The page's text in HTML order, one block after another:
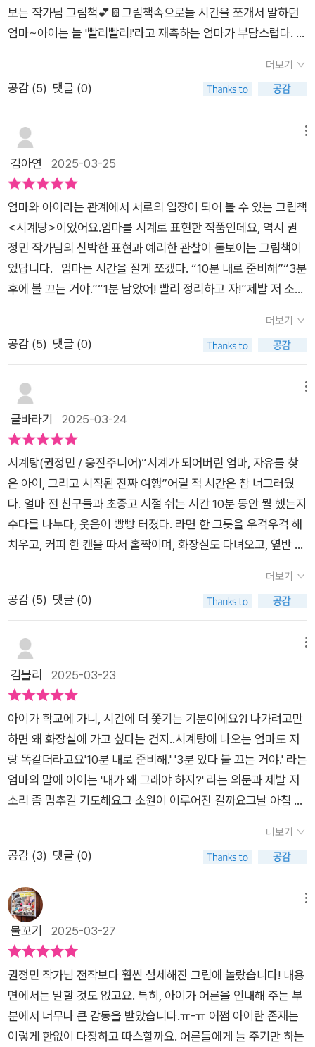
마가 시계가 되어버렸기 때문. 아이가 느긋하게 준비하고 천천
히 밥을 먹어도 엄마는 잔소리하지 않는다. 아이는 지각을 했
다. 집으로 돌아왔을 때도 엄마가 시계인 채로 있자 사태의 심각
성을 파악하고 엄마를 구하기 위해 고군분투한다. 과연 엄마는 시
이지만, 『시계탕』은 아이가 먼저 읽게 되었다. 나보다 먼저 집
에 온 아이가 택배를 정리해주다 그림책임을 발견하였기 때문. 아
이 혼자 만난 『시계탕』이 어떤 감상을 주었는지 정확히 알 수 없
지만, 퇴근 후 집에 들어선 나를 꽉 안아주는 아이의 눈이 그렁그
렁했던 거로 보아 아이에게도 꽤 찡한 내용이었나보다. 나도 한밤
중 『시계탕』을 읽다가 엉엉 울어버렸다. 3월 내내 지친 상태였
기 때문일까. 고장 나 멈추어버린 시계도 슬펐고, 시계를 고치고
자 노력하는 아이의 모습도 슬펐다. 시계처럼 쉼 없이 바쁘게 돌
아간 우리 집의 3월이 겹치며 온 마음이 요동을 쳤다. 나도 나지
려가는 딸이었나 수없이 생각했다. 우리는 때로는 더 많은 것
을 이루기 위해 고군분투하기도 하고, 어떨 땐 가진 것을 잃지 않
고자 안간힘을 쓰기도 한다. 챙겨야 할 것이 많고, 잊지 말아
야 할 것이 많아 늘 종종걸음을 친다. 사랑하기 때문에 아이에
게 잔소리하지만, 나를 사랑하는 엄마의 잔소리는 성가셔한다. 그
래서 권정민 작가님의 『시계탕』은 나의 이야기이기도 하고, 우
은 글씨로 적힌 말, “시간이 있다면 엄마와 시계탕으로 여행을 떠
나보세요”. 이 말을 약간 고쳐 세상 모든 이들에게 전하고 싶
다. 시간을 내어, 엄마와 『시계탕』으로 가보라고. 또 시간을 내
어 아이와 『시계탕』 가는 길을 연습해보라고. 우리의 엄마들이 고
장 나지 않도록 함께 『시계탕』을 향하기를. 또 훗날 혼자 『시계
탕』에 가며 두려워할 아이들이 조금이라도 덜 무서워할 수 있도
록 함께 연습해주기를. 하지만 진짜 마음은- 당신도, 당신의 엄마
씩 쉬어갈 수 있기를. 오늘도 수고한 우리에게 잔잔한 위로를 주
는 그림책, 『시계탕』이었다.
보는 작가님 그림책💕📔그림책속으로늘 시간을 쪼개서 말하던
엄마~아이는 늘 '빨리빨리!'라고 재촉하는 엄마가 부담스럽다. 그
처음에는 자유를 만끽하던 아이지만, 시간이 흐를수록 엄마의 빈
자리가 크게 느껴진다.거기다가 고장 난 엄마~아이는 엄마를 고
계탕'으로 오라는 말에'시계탕'을 찾아가고, 그곳을 찾아가기 위
한 힘든 여정속에서 엄마를 고치겠다는 일념으로 여정을 떠나는
데... 과연 아이는 시계탕을 찾아갈 수 있을까요?그리고 엄마는
림책.시계로 변한 엄마라는 설정은 엉뚱하면서도 현실을 반영하
는 은유로 다가왔다. 일상에서 아이를 재촉하는 나의 모습이 극적
으로 표현되어, 유머러스하면서도 묵직한 메시지를 전달하여서
나를 돌아보게 만드는 그림책이었다.『시계탕』은 아이들에게는
상상의 즐거움을, 부모들에게는 가정에서의 '시간 사용법'을 돌아
보게 만드는 그림책이다. 바쁜 일상 속에서 아이와 보내는 시간이
얼마나 중요한지, 서로의 존재를 어떻게 소중히 여겨야 하는지를
쫓기지 말고고장난 시계처럼휴식과 나를 돌보는 시간이 필요함
을느끼게 해 주는 그림책이었다.부모와 아이가 함께 읽으며 공감
하고, 서로를 더 따뜻하게 바라볼 수 있는 시간이 되길 바라면서
꼭 읽어보시기를 추천드려요💕
더보기
공감 (5) 댓글 (0)
김아연 2025-03-25
엄마와 아이라는 관계에서 서로의 입장이 되어 볼 수 있는 그림책
<시계탕>이었어요.엄마를 시계로 표현한 작품인데요, 역시 권
정민 작가님의 신박한 표현과 예리한 관찰이 돋보이는 그림책이
었답니다. 엄마는 시간을 잘게 쪼갰다. “10분 내로 준비해”“3분
후에 불 끄는 거야.”“1분 남았어! 빨리 정리하고 자!”제발 저 소리
왜 하필 시계일까요? 아이들 눈에는 뭐든 척척해내고 아이를 시
간적으로 잘 관리하는 엄마의 모습에서 시계를 떠올릴 수도 있고
계가 보여요. 어느 날엔가 젊은 커플을 보게 되었는데요. 엄마의
잔소리에 대해 얘기하더라고요. 문득 엄마의 잔소리가 그리워지
더라고요. 엄마의 잔소리라는 것이 곁에 있음 공기처럼 고마운 줄
아이도 하루 이틀은 즐거웠던 듯! 엄마를 다시 찾기 위해 아이는
시계탕으로 향합니다. 어쩐지 가는 길마다 스산한 것이 아이의 두
려운 내면을 표현하고 있는 것 같아요. 이미 많은 시계들로 붐비
고 있는 시계탕과연 엄마는 돌아올 수 있을까요? “엄마가 철인
이니?” 어릴 때 엄마에게 많이 들었던 말이고 지금은 제가 우리
아이들에게 하는 말이기도 해요. 철인처럼 보이는 엄마에게도 꼭
쉼은 필요하더라고요. 권정민 작가님 책 중에 엄마의 탄생을 그
지 얼마 지나지 않았을 때여서 그런지 참 고마운 책으로 기억에
남더라고요. 요즘은 폭풍 잔소리 중인에 딱 알맞게 <시계탕>이
제게 왔네요! 늘 선물처럼 다가오는 권정민 작가의 그림책입니
다. 출판사로부터 선물 받았습니다. 감사합니다 :-)
더보기
공감 (5) 댓글 (0)
글바라기 2025-03-24
시계탕(권정민 / 웅진주니어)“시계가 되어버린 엄마, 자유를 찾
은 아이, 그리고 시작된 진짜 여행”어릴 적 시간은 참 너그러웠
다. 얼마 전 친구들과 초중고 시절 쉬는 시간 10분 동안 뭘 했는지
수다를 나누다, 웃음이 빵빵 터졌다. 라면 한 그릇을 우걱우걱 해
치우고, 커피 한 캔을 따서 홀짝이며, 화장실도 다녀오고, 옆반 친
아직 복도에 계시던 그 시절.그런데 그때의 10분과 지금의 10분
은 똑같지 않다. 아니, 사실 10분은 여전히 그 600초일 텐데, 그
봐도 순삭, 양치질 하나도 10분이면 모자란 요즘. ‘10분이면 뭘
할 수 있지?’라는 질문 앞에서, 나도 모르게 멍해진다.이건 시간
활용의 문제가 아니라 시간을 대하는 자세, 아니, 시간을 마주하
야 하며, 끝내야 하는 하루들. 그 일상에 쌓여 가는 불안과 조급함
이 시간의 얼굴을 바꿔 놓는다. 나이가 들어서 시간이 빨라지는
게 아니라, 마음이 자꾸 다그쳐져서 시간의 걸음이 헛디디는 건지
도.<시계탕>은 그런 불안한 시간 속에서 엄마와 딸이 겪는 기이
하고도 따뜻한 사건을 그린 그림책이다.“빨리빨리!“를 입에 달고
사는 엄마.“그만 좀 해!“를 속으로 외치는 딸.그러던 어느 날, 엄
마가 진짜로 ‘시계’로 변해버린다. 놀라기는커녕, 딸은 여유 있게
게… 엄마가 사라진 일상은 처음엔 시원했지만, 이내 낯설고 불안
해진다.119도, 시계병원도 손을 놓은 이 상황. 어쩌다 엄마는 시
계가 되어 버린 걸까?이야기의 실마리는 ‘엄마의 마음’에서 시작
된다. 빨라야 한다고, 서둘러야 한다고 믿었던 조급함.그게 딸의
일상에도 그림자를 드리웠다.그런데, 지각해도 아무 일 없었다.
하굣길도 평온했다. 결국 무너진 건 시간도, 일정도 아닌… ‘마음
의 여유’였던 것이다.이 책은 말한다. 시간은 도구가 아니라 관계
의 온도라고. 시계는 흘러가지만, 마음은 멈출 수도 있다는 사실.
더보기
공감 (5) 댓글 (0)
김블리 2025-03-23
아이가 학교에 가니, 시간에 더 쫓기는 기분이에요?! 나가려고만
하면 왜 화장실에 가고 싶다는 건지..시계탕에 나오는 엄마도 저
랑 똑같더라고요'10분 내로 준비해.' '3분 있다 불 끄는 거야.' 라는
엄마의 말에 아이는 '내가 왜 그래야 하지?' 라는 의문과 제발 저
소리 좀 멈추길 기도해요그 소원이 이루어진 걸까요그날 아침 엄
교에 갈 준비를 해도 아무말 하지 않는 시계 엄마예요집으로 돌아
와 보니 엄마는 완전히 멈춘 채로 식탁에 앉아 있어요아이는 과연
쫓기는 아이, 둘 모두에게 쉬는 시간을 준걸까요! 엄마의 바쁜 삶
을 안타깝게 생각해서 엄마를 시계로 변신 시켜준걸까요?엉뚱하
면서도 기발한 상상력이 돋보이는 그림책이였어요 “엄마도 조심
모습이 시계탕에 나오는 엄마의 모습과 닮았다고 생각했나봐
요 주말만큼은 아이와 느긋한 하루를 보내야겠네요_출판사로부
터 도서만을 제공받아 작성한 후기입니다
더보기
공감 (3) 댓글 (0)
물꼬기 2025-03-27
권정민 작가님 전작보다 훨씬 섬세해진 그림에 놀랐습니다! 내용
면에서는 말할 것도 없고요. 특히, 아이가 어른을 인내해 주는 부
분에서 너무나 큰 감동을 받았습니다.ㅠ-ㅠ 어쩜 아이란 존재는
이렇게 한없이 다정하고 따스할까요. 어른들에게 늘 주기만 하는